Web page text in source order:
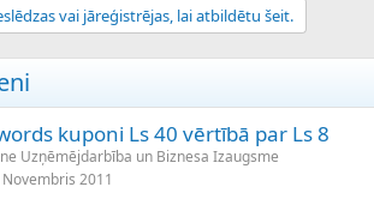
vai jāreģistrējas, lai atbildētu šeit.
kuponi Ls 40 vērtībā par Ls 8
Uzņēmējdarbība un Biznesa Izaugsme
Novembris 2011